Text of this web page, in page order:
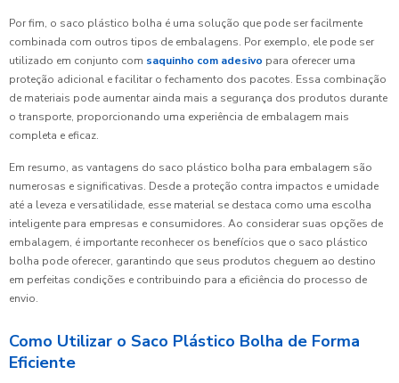
Por fim, o saco plástico bolha é uma solução que pode ser facilmente
combinada com outros tipos de embalagens. Por exemplo, ele pode ser
utilizado em conjunto com saquinho com adesivo para oferecer uma
proteção adicional e facilitar o fechamento dos pacotes. Essa combinação
de materiais pode aumentar ainda mais a segurança dos produtos durante
o transporte, proporcionando uma experiência de embalagem mais
completa e eficaz.
Em resumo, as vantagens do saco plástico bolha para embalagem são
numerosas e significativas. Desde a proteção contra impactos e umidade
até a leveza e versatilidade, esse material se destaca como uma escolha
inteligente para empresas e consumidores. Ao considerar suas opções de
embalagem, é importante reconhecer os benefícios que o saco plástico
bolha pode oferecer, garantindo que seus produtos cheguem ao destino
em perfeitas condições e contribuindo para a eficiência do processo de
envio.
Como Utilizar o Saco Plástico Bolha de Forma
Eficiente